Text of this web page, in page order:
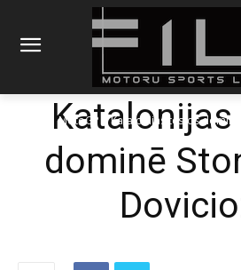
MotoGP Katalonijas testos
dominē